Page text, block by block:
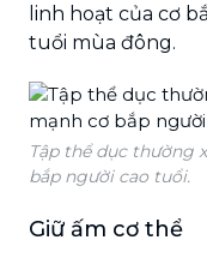
linh hoạt của cơ
tuổi mùa đông.
Tập thể dục thường
bắp người cao tuổi.
Giữ ấm cơ thể